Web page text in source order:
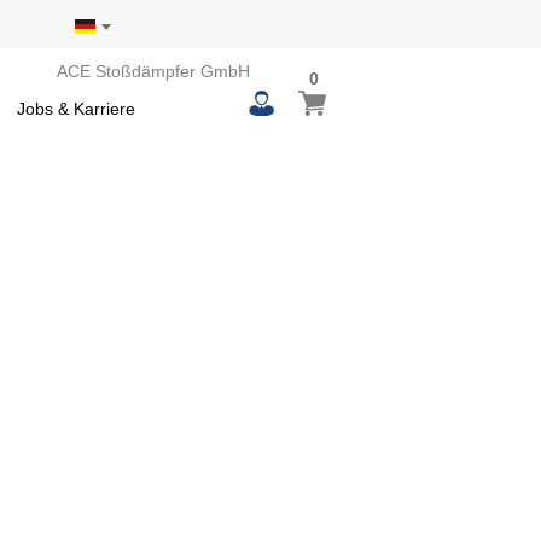
ACE Stoßdämpfer GmbH
Jobs & Karriere
Mein Warenkorb
00
items